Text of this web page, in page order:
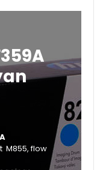
M855, flow